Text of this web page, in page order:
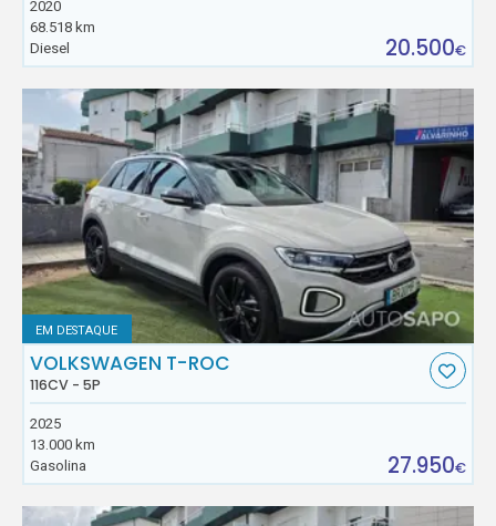
2020
68.518 km
Diesel
20.500€
EM DESTAQUE
VOLKSWAGEN T-ROC
116CV - 5P
2025
13.000 km
Gasolina
27.950€